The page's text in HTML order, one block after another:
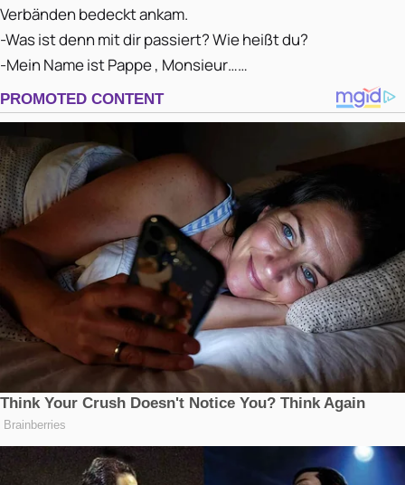
Verbänden bedeckt ankam.
-Was ist denn mit dir passiert? Wie heißt du?
-Mein Name ist Pappe , Monsieur……